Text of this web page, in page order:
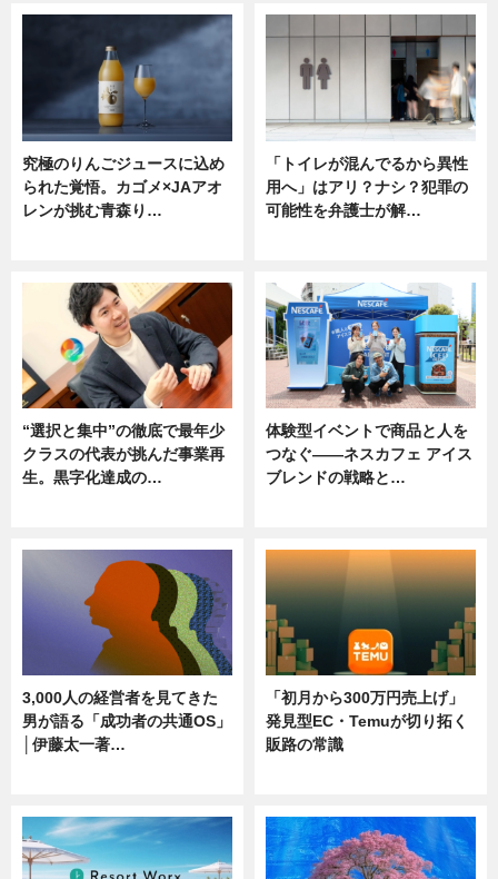
究極のりんごジュースに込め
られた覚悟。カゴメ×JAアオ
レンが挑む青森り…
「トイレが混んでるから異性
用へ」はアリ？ナシ？犯罪の
可能性を弁護士が解…
“選択と集中”の徹底で最年少
クラスの代表が挑んだ事業再
生。黒字化達成の…
体験型イベントで商品と人を
つなぐ――ネスカフェ アイス
ブレンドの戦略と…
3,000人の経営者を見てきた
男が語る「成功者の共通OS」
│伊藤太一著…
「初月から300万円売上げ」
発見型EC・Temuが切り拓く
販路の常識